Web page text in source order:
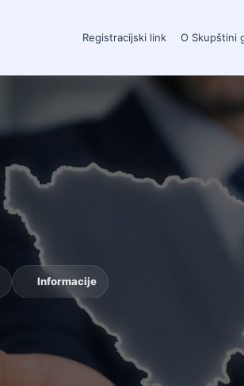
Registracijski link O Skupštini
Informacije